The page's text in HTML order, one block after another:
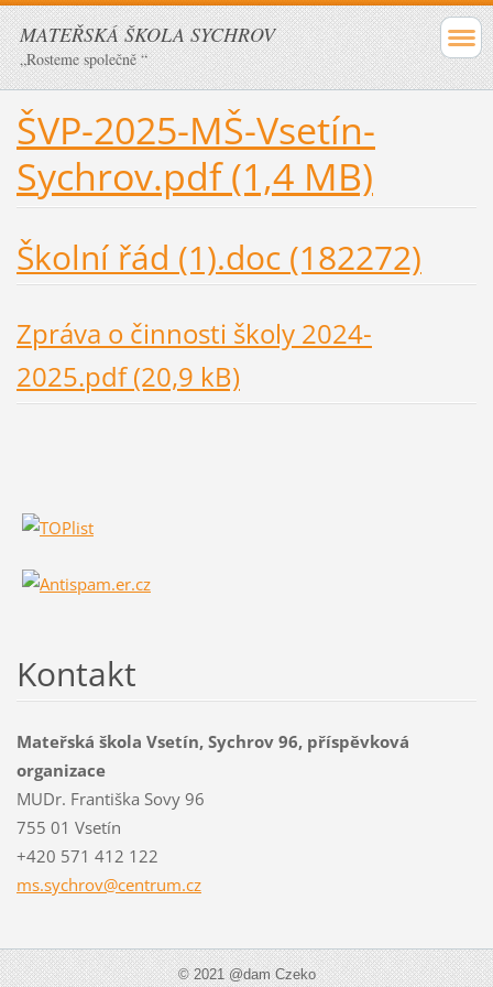
MATEŘSKÁ ŠKOLA SYCHROV
„Rosteme společně “
ŠVP-2025-MŠ-Vsetín-
Sychrov.pdf (1,4 MB)
Školní řád (1).doc (182272)
Zpráva o činnosti školy 2024-
2025.pdf (20,9 kB)
Kontakt
Mateřská škola Vsetín, Sychrov 96, příspěvková
organizace
MUDr. Františka Sovy 96
755 01 Vsetín
+420 571 412 122
ms.sychrov@centrum.cz
© 2021 @dam Czeko